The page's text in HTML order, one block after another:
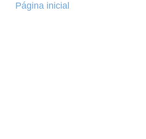
Página inicial